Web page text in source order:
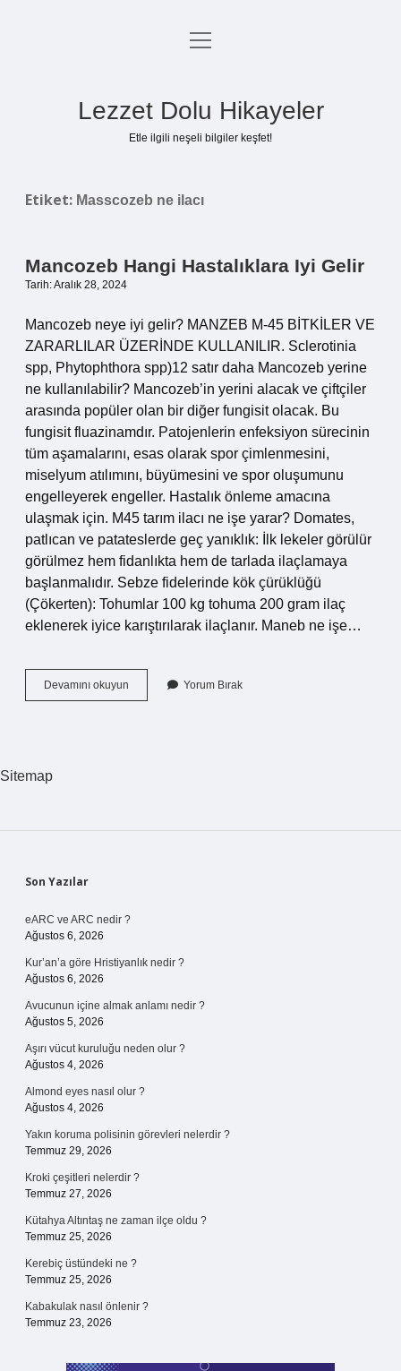
Anasayfa
menüyü
Lezzet Dolu Hikayeler
Etle ilgili neşeli bilgiler keşfet!
Etiket: Masscozeb ne ilacı
Mancozeb Hangi Hastalıklara Iyi Gelir
Tarih: Aralık 28, 2024
Mancozeb neye iyi gelir? MANZEB M-45 BİTKİLER VE
ZARARLILAR ÜZERİNDE KULLANILIR. Sclerotinia
spp, Phytophthora spp)12 satır daha Mancozeb yerine
ne kullanılabilir? Mancozeb’in yerini alacak ve çiftçiler
arasında popüler olan bir diğer fungisit olacak. Bu
fungisit fluazinamdır. Patojenlerin enfeksiyon sürecinin
tüm aşamalarını, esas olarak spor çimlenmesini,
miselyum atılımını, büyümesini ve spor oluşumunu
engelleyerek engeller. Hastalık önleme amacına
ulaşmak için. M45 tarım ilacı ne işe yarar? Domates,
patlıcan ve patateslerde geç yanıklık: İlk lekeler görülür
görülmez hem fidanlıkta hem de tarlada ilaçlamaya
başlanmalıdır. Sebze fidelerinde kök çürüklüğü
(Çökerten): Tohumlar 100 kg tohuma 200 gram ilaç
eklenerek iyice karıştırılarak ilaçlanır. Maneb ne işe…
Devamını okuyun Mancozeb
Hangi
Yorum Bırak
Sitemap
Sidebar
Son Yazılar
eARC ve ARC nedir ?
Ağustos 6, 2026
Kur’an’a göre Hristiyanlık nedir ?
Ağustos 6, 2026
Avucunun içine almak anlamı nedir ?
Ağustos 5, 2026
Aşırı vücut kuruluğu neden olur ?
Ağustos 4, 2026
Almond eyes nasıl olur ?
Ağustos 4, 2026
Yakın koruma polisinin görevleri nelerdir ?
Temmuz 29, 2026
Kroki çeşitleri nelerdir ?
Temmuz 27, 2026
Kütahya Altıntaş ne zaman ilçe oldu ?
Temmuz 25, 2026
Kerebiç üstündeki ne ?
Temmuz 25, 2026
Kabakulak nasıl önlenir ?
Temmuz 23, 2026